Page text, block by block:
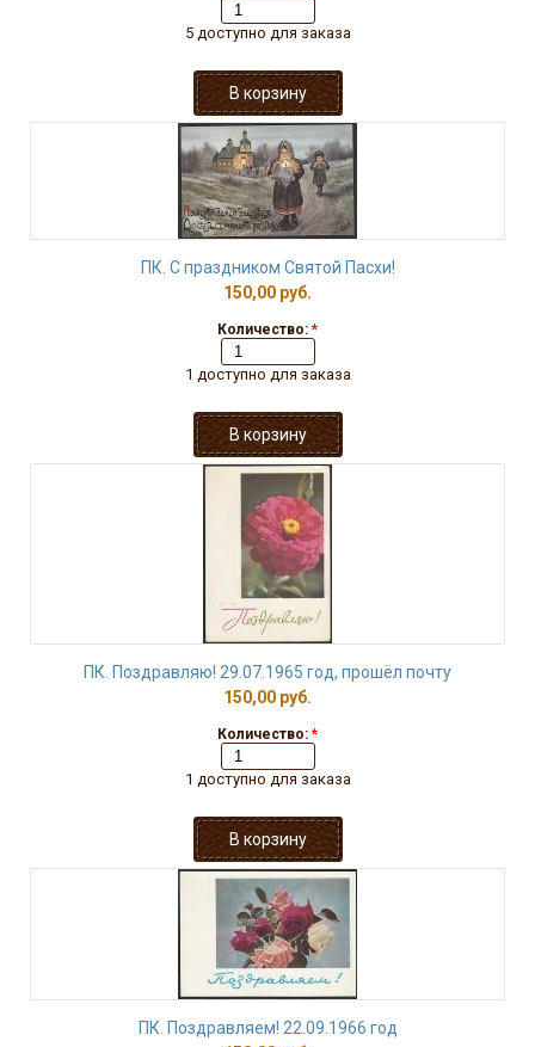
5 доступно для заказа
ПК. С праздником Святой Пасхи!
150,00 руб.
Количество: *
1 доступно для заказа
ПК. Поздравляю! 29.07.1965 год, прошёл почту
150,00 руб.
Количество: *
1 доступно для заказа
ПК. Поздравляем! 22.09.1966 год